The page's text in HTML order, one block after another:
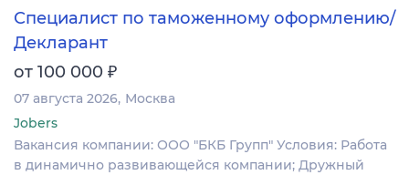
Специалист по таможенному оформлению/
Декларант
от 100 000 ₽
07 августа 2026 Москва
Jobers
Вакансия компании: ООО "БКБ Групп" Условия: Работа
в динамично развивающейся компании; Дружный